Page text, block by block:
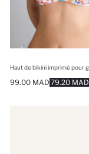
79.20 MAD
99.00 MAD